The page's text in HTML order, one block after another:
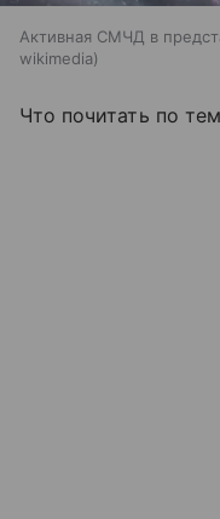
Активная СМЧД в
wikimedia
Что почитать по